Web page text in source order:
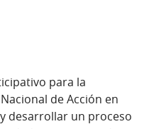
para la
de Acción en
desarrollar un proceso